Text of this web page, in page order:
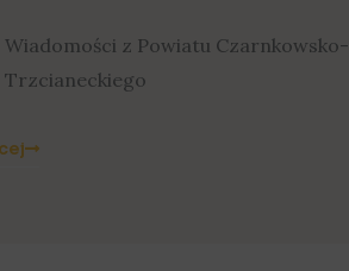
Wiadomości z Powiatu Czarnkowsko-
Trzcianeckiego